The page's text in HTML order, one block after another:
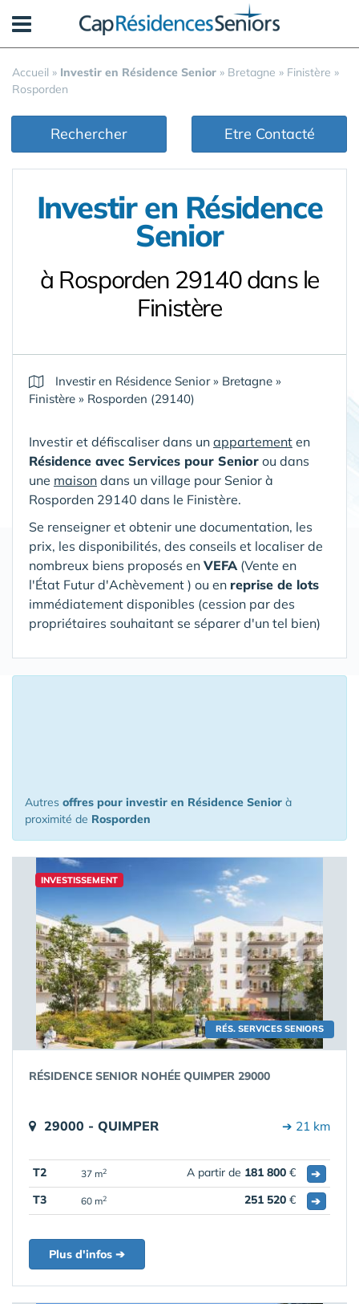
Accueil » Investir en Résidence Senior » Bretagne » Finistère »
Rosporden
Rechercher Etre Contacté
Investir en Résidence
Senior
à Rosporden 29140 dans le
Finistère
Investir en Résidence Senior» Bretagne »
Finistère » Rosporden (29140)
Investir et défiscaliser dans un appartement en
Résidence avec Services pour Senior ou dans
une maison dans un village pour Senior à
Rosporden 29140 dans le Finistère.
Se renseigner et obtenir une documentation, les
prix, les disponibilités, des conseils et localiser de
nombreux biens proposés en VEFA (Vente en
l'État Futur d'Achèvement ) ou en reprise de lots
immédiatement disponibles (cession par des
propriétaires souhaitant se séparer d'un tel bien)
Autres offres pour investir en Résidence Senior à
proximité de Rosporden
RÉS. SERVICES SENIORS
INVESTISSEMENT
RÉSIDENCE SENIOR NOHÉE QUIMPER 29000
29000 - QUIMPER ➔ 21 km
T2 37 m2 A partir de 181 800 €
➔
T3
60 m2 251 520 € ➔
Plus d'infos ➔